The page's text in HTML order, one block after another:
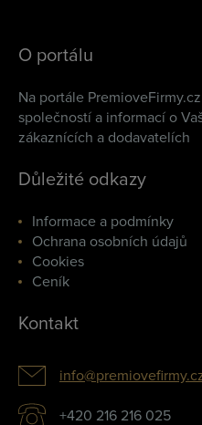
O portálu
Na portále
společností a informací o
zákaznících a dodavatelích
Důležité odkazy
Informace a podmínky
Ochrana osobních údajů
Cookies
Ceník
Kontakt
+420 216 216 025